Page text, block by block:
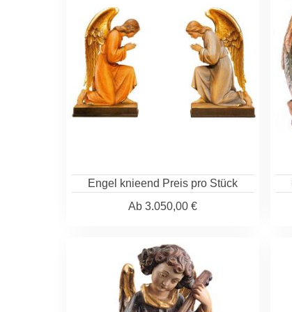
Engel knieend Preis pro Stück
Ab3.050,00 €